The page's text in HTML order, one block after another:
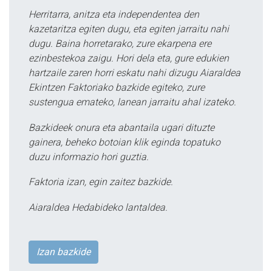
Herritarra, anitza eta independentea den
kazetaritza egiten dugu, eta egiten jarraitu nahi
dugu. Baina horretarako, zure ekarpena ere
ezinbestekoa zaigu. Hori dela eta, gure edukien
hartzaile zaren horri eskatu nahi dizugu Aiaraldea
Ekintzen Faktoriako bazkide egiteko, zure
sustengua emateko, lanean jarraitu ahal izateko.
Bazkideek onura eta abantaila ugari dituzte
gainera, beheko botoian klik eginda topatuko
duzu informazio hori guztia.
Faktoria izan, egin zaitez bazkide.
Aiaraldea Hedabideko lantaldea.
Izan bazkide